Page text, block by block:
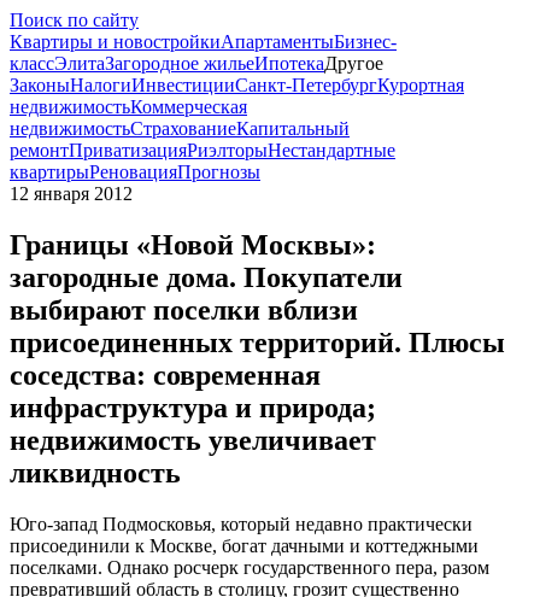
Поиск по сайту
Квартиры и новостройкиАпартаментыБизнес-
классЭлитаЗагородное жильеИпотекаДругое
ЗаконыНалогиИнвестицииСанкт-ПетербургКурортная
недвижимостьКоммерческая
недвижимостьСтрахованиеКапитальный
ремонтПриватизацияРиэлторыНестандартные
квартирыРеновацияПрогнозы
12 января 2012
Границы «Новой Москвы»:
загородные дома. Покупатели
выбирают поселки вблизи
присоединенных территорий. Плюсы
соседства: современная
инфраструктура и природа;
недвижимость увеличивает
ликвидность
Юго-запад Подмосковья, который недавно практически
присоединили к Москве, богат дачными и коттеджными
поселками. Однако росчерк государственного пера, разом
превративший область в столицу, грозит существенно